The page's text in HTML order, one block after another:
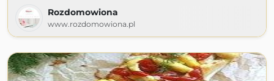
Rozdomowiona
www.rozdomowiona.pl